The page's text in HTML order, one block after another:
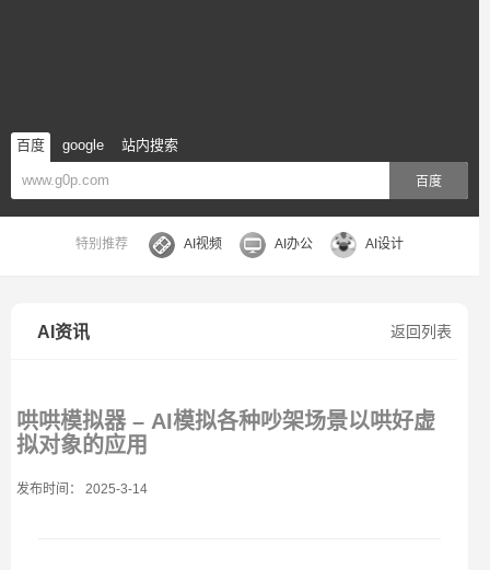
百度 google 站内搜索
百度
特别推荐 AI视频 AI办公 AI设计
返回列表
AI资讯
哄哄模拟器 – AI模拟各种吵架场景以哄好虚
拟对象的应用
发布时间： 2025-3-14